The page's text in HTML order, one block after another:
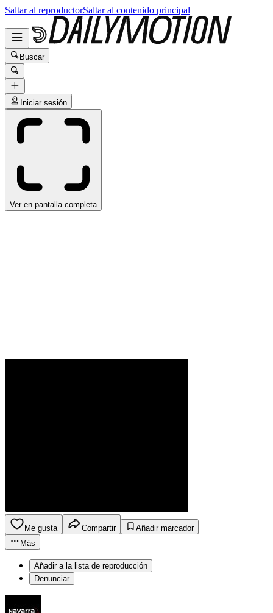
Saltar al reproductorSaltar al contenido principal
Buscar
Iniciar sesión
Ver en pantalla completa
Me gusta Compartir
Añadir marcador
Más
Añadir a la lista de reproducción
Denunciar